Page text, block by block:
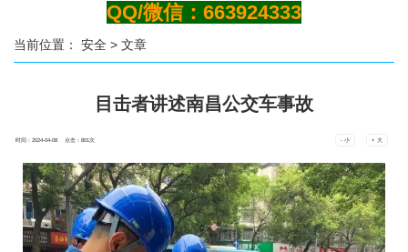
QQ/微信：663924333
当前位置： 安全 > 文章
目击者讲述南昌公交车事故
时间：2024-04-08 点击：801次 - 小 + 大